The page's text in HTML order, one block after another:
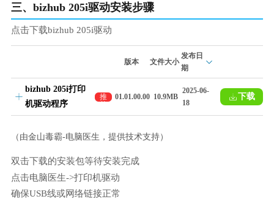
三、bizhub 205i驱动安装步骤
点击下载bizhub 205i驱动
版本 文件大小
发布日
期
bizhub 205i打印
机驱动程序
推
荐
01.01.00.00 10.9MB
2025-06-
18
下载
（由金山毒霸-电脑医生，提供技术支持）
双击下载的安装包等待安装完成
点击电脑医生->打印机驱动
确保USB线或网络链接正常